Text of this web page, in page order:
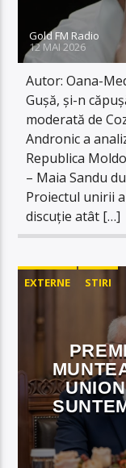
Gold FM Radio
12 MAI 2026
Autor: Oana-
Gușă, și-n
moderată de
Andronic a
Republica
– Maia Sandu
Proiectul unirii
discuție atât […]
EXTERNE STIRI